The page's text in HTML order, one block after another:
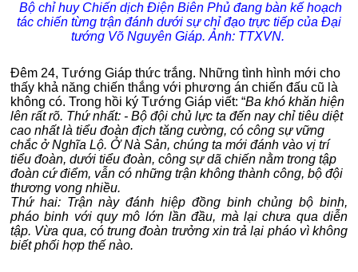
Bộ chỉ huy Chiến dịch Điện Biên Phủ đang bàn kế hoạch
tác chiến từng trận đánh dưới sự chỉ đạo trực tiếp của Đại
tướng Võ Nguyên Giáp. Ảnh: TTXVN.
Đêm 24, Tướng Giáp thức trắng. Những tình hình mới cho
thấy khả năng chiến thắng với phương án chiến đấu cũ là
không có. Trong hồi ký Tướng Giáp viết: “Ba khó khăn hiện
lên rất rõ. Thứ nhất: - Bộ đội chủ lực ta đến nay chỉ tiêu diệt
cao nhất là tiểu đoàn địch tăng cường, có công sự vững
chắc ở Nghĩa Lộ. Ở Nà Sản, chúng ta mới đánh vào vị trí
tiểu đoàn, dưới tiểu đoàn, công sự dã chiến nằm trong tập
đoàn cứ điểm, vẫn có những trận không thành công, bộ đội
thương vong nhiều.
Thứ hai: Trận này đánh hiệp đồng binh chủng bộ binh,
pháo binh với quy mô lớn lần đầu, mà lại chưa qua diễn
tập. Vừa qua, có trung đoàn trưởng xin trả lại pháo vì không
biết phối hợp thế nào.